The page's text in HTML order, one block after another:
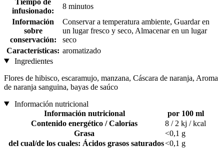
infusionado:
8 minutos
Información
sobre
conservación:
Conservar a temperatura ambiente, Guardar en
un lugar fresco y seco, Almacenar en un lugar
seco
Características: aromatizado
Ingredientes
Flores de hibisco, escaramujo, manzana, Cáscara de naranja, Aroma
de naranja sanguina, bayas de saúco
Información nutricional
Información nutricional
por 100 ml
Contenido energético / Calorías
8 / 2 kj / kcal
Grasa
<0,1 g
del cual/de los cuales: Ácidos grasos saturados<0,1 g